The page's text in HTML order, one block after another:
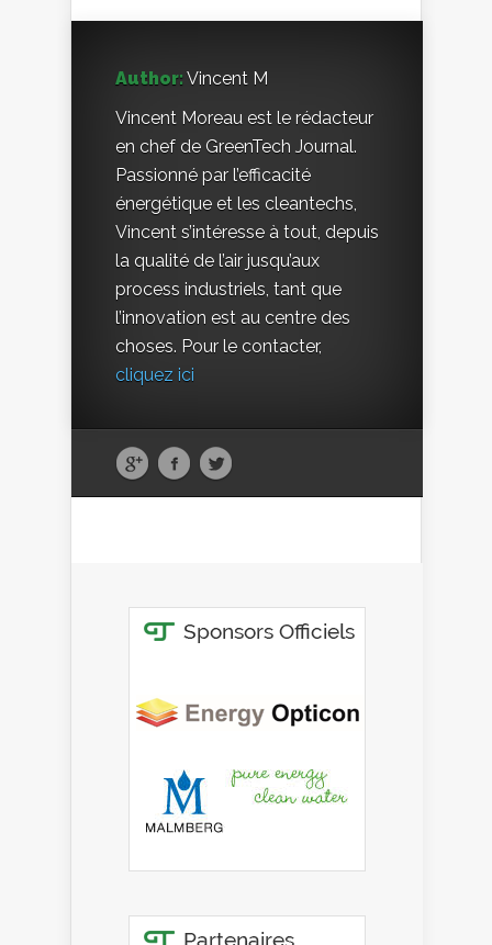
Author: Vincent M
Vincent Moreau est le rédacteur
en chef de GreenTech Journal.
Passionné par l’efficacité
énergétique et les cleantechs,
Vincent s’intéresse à tout, depuis
la qualité de l’air jusqu’aux
process industriels, tant que
l’innovation est au centre des
choses. Pour le contacter,
cliquez ici